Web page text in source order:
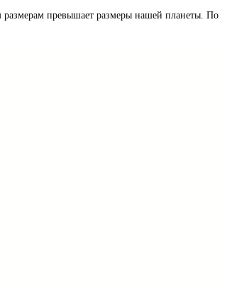
размерам превышает размеры нашей планеты. По